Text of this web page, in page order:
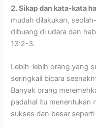
2. Sikap dan kata-kata
mudah dilakukan,
dibuang di udara dan
13:2-3.
Lebih-lebih orang yang
seringkali bicara
Banyak orang
padahal itu menentukan
sukses dan besar